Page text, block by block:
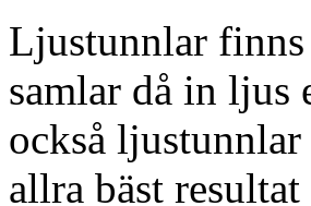
Ljustunnlar
samlar då in ljus
också
allra bäst